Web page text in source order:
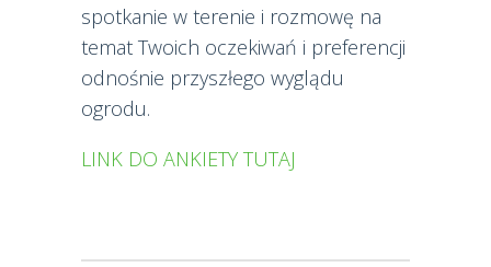
spotkanie w terenie i rozmowę na
temat Twoich oczekiwań i preferencji
odnośnie przyszłego wyglądu
ogrodu.
LINK DO ANKIETY TUTAJ